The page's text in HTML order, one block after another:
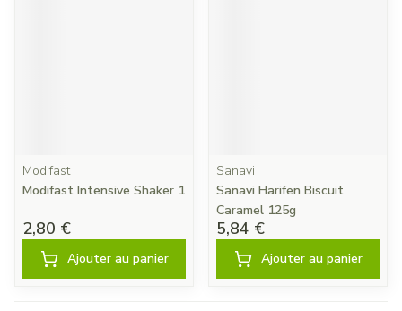
Modifast
Modifast Intensive Shaker 1
2,80 €
Ajouter au panier
Sanavi
Sanavi Harifen Biscuit
Caramel 125g
5,84 €
Ajouter au panier